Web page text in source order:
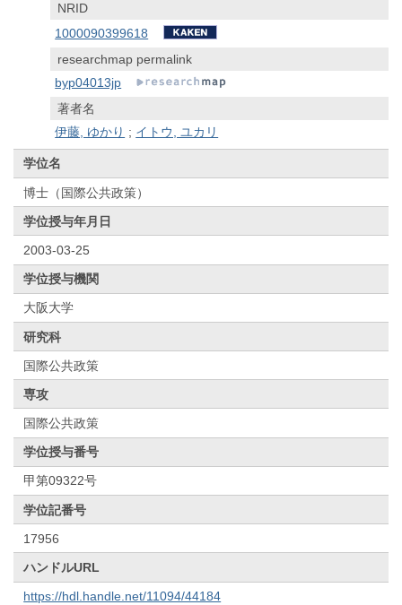
NRID
1000090399618
researchmap permalink
byp04013jp
著者名
伊藤, ゆかり ; イトウ, ユカリ
学位名
博士（国際公共政策）
学位授与年月日
2003-03-25
学位授与機関
大阪大学
研究科
国際公共政策
専攻
国際公共政策
学位授与番号
甲第09322号
学位記番号
17956
ハンドルURL
https://hdl.handle.net/11094/44184